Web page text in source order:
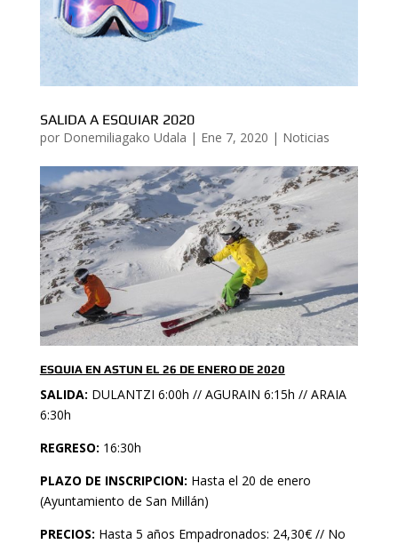
SALIDA A ESQUIAR 2020
por Donemiliagako Udala | Ene 7, 2020 | Noticias
ESQUIA EN ASTUN EL 26 DE ENERO DE 2020
SALIDA: DULANTZI 6:00h // AGURAIN 6:15h // ARAIA
6:30h
REGRESO: 16:30h
PLAZO DE INSCRIPCION: Hasta el 20 de enero
(Ayuntamiento de San Millán)
PRECIOS: Hasta 5 años Empadronados: 24,30€ // No